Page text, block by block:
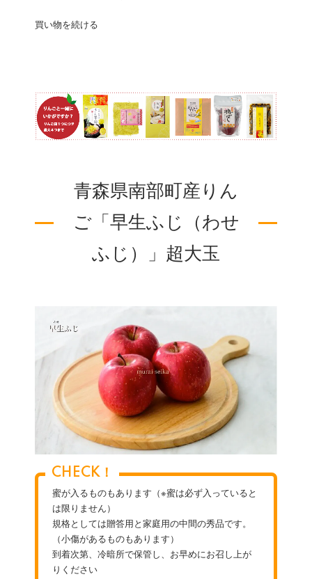
買い物を続ける
青森県南部町産りん
ご「早生ふじ（わせ
ふじ）」超大玉
CHECK！
蜜が入るものもあります（※蜜は必ず入っていると
は限りません）
規格としては贈答用と家庭用の中間の秀品です。
（小傷があるものもあります）
到着次第、冷暗所で保管し、お早めにお召し上が
りください